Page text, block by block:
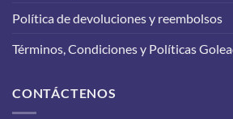
Política de devoluciones y reembolsos
Términos, Condiciones y Políticas
CONTÁCTENOS